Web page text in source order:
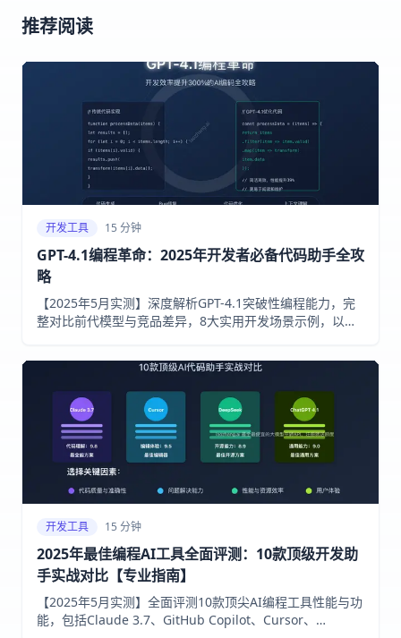
推荐阅读
开发工具 15 分钟
GPT-4.1编程革命：2025年开发者必备代码助手全攻
略
【2025年5月实测】深度解析GPT-4.1突破性编程能力，完
整对比前代模型与竞品差异，8大实用开发场景示例，以及
开发工具 15 分钟
2025年最佳编程AI工具全面评测：10款顶级开发助
手实战对比【专业指南】
【2025年5月实测】全面评测10款顶尖AI编程工具性能与功
能，包括Claude 3.7、GitHub Copilot、Cursor、